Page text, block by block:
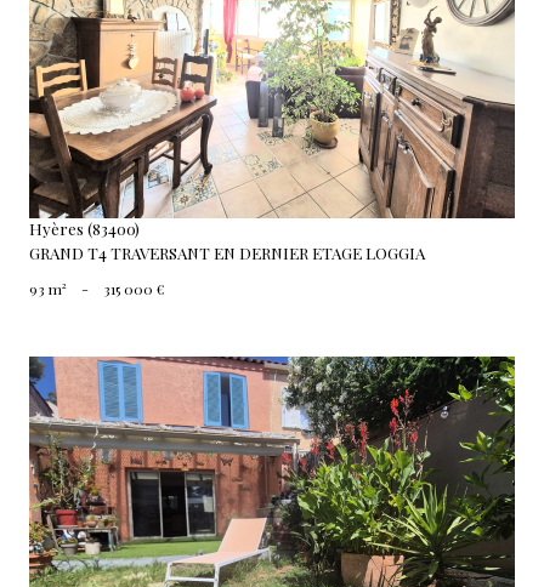
voir le bien
Hyères (83400)
GRAND T4 TRAVERSANT EN DERNIER ETAGE LOGGIA
93 m² - 315 000 €
voir le bien